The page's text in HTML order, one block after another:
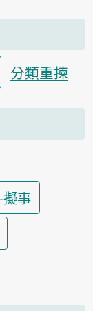
分類重揀
事